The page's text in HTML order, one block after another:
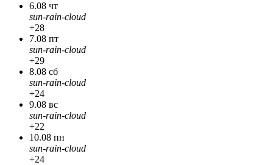
6.08 чт
sun-rain-cloud
+28
7.08 пт
sun-rain-cloud
+29
8.08 сб
sun-rain-cloud
+24
9.08 вс
sun-rain-cloud
+22
10.08 пн
sun-rain-cloud
+24